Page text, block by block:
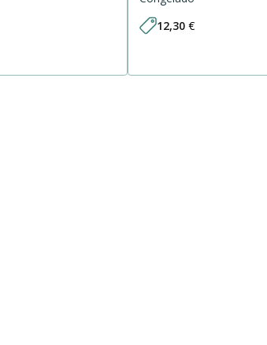
12,30 €